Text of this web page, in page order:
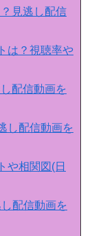
見逃し配信
は？視聴率や
配信動画を
し配信動画を
や相関図(日
配信動画を